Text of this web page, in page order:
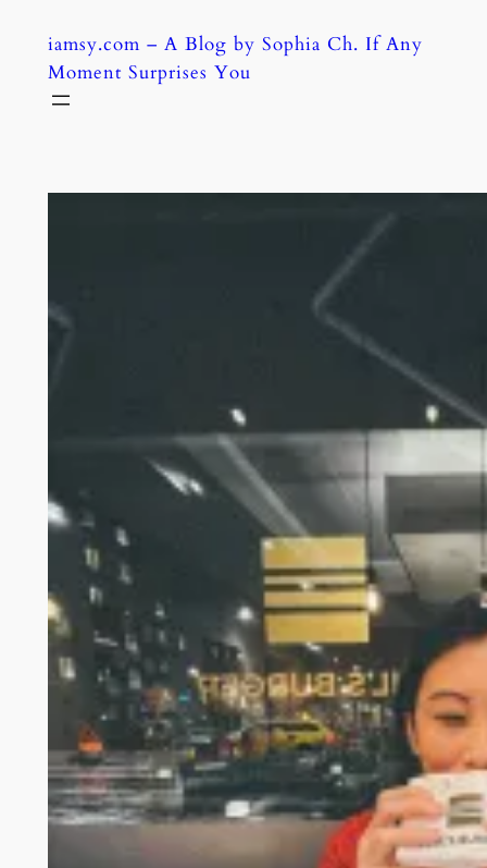
content
iamsy.com – A Blog by Sophia Ch. If Any
Moment Surprises You